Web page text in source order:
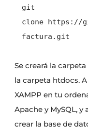
git
clone https://
factura.git
Se creará la carpeta
la carpeta htdocs.
XAMPP en tu
Apache y MySQL, y
crear la base de